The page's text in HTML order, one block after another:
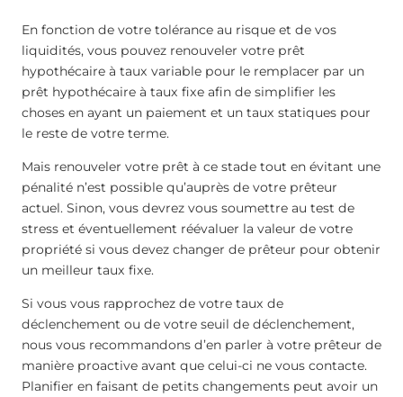
En fonction de votre tolérance au risque et de vos
liquidités, vous pouvez renouveler votre prêt
hypothécaire à taux variable pour le remplacer par un
prêt hypothécaire à taux fixe afin de simplifier les
choses en ayant un paiement et un taux statiques pour
le reste de votre terme.
Mais renouveler votre prêt à ce stade tout en évitant une
pénalité n’est possible qu’auprès de votre prêteur
actuel. Sinon, vous devrez vous soumettre au test de
stress et éventuellement réévaluer la valeur de votre
propriété si vous devez changer de prêteur pour obtenir
un meilleur taux fixe.
Si vous vous rapprochez de votre taux de
déclenchement ou de votre seuil de déclenchement,
nous vous recommandons d’en parler à votre prêteur de
manière proactive avant que celui-ci ne vous contacte.
Planifier en faisant de petits changements peut avoir un